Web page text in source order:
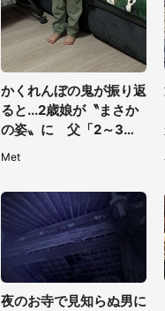
かくれんぼの鬼が振り返
ると...2歳娘が〝まさか
の姿〟に 父「2～3分
探しました」
Met
夜のお寺で見知らぬ男に